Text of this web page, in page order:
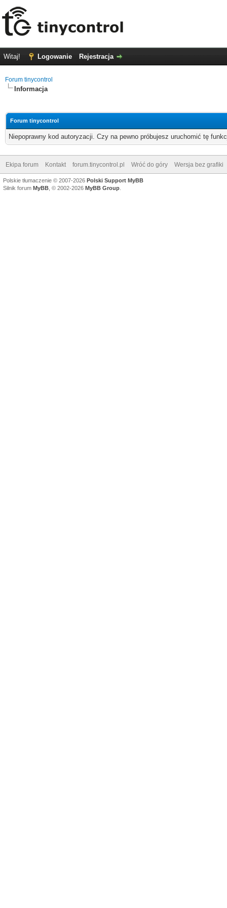
Witaj! Logowanie Rejestracja
Forum tinycontrol
Informacja
Forum tinycontrol
Niepoprawny kod autoryzacji. Czy na pewno próbujesz uruchomić tę
Ekipa forum Kontakt forum.tinycontrol.pl Wróć do góry Wersja bez grafiki
Polskie tłumaczenie © 2007-2026 Polski Support MyBB
Silnik forum MyBB , © 2002-2026 MyBB Group